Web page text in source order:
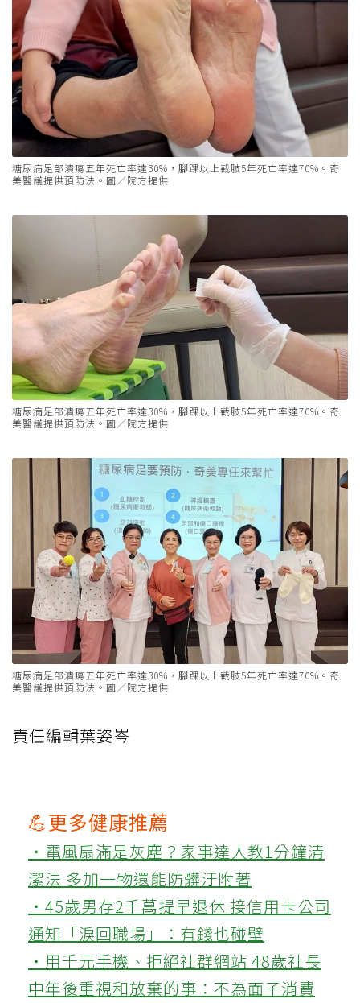
糖尿病足部潰瘍五年死亡率達30%，腳踝以上截肢5年死亡率達70%。奇
美醫護提供預防法。圖／院方提供
糖尿病足部潰瘍五年死亡率達30%，腳踝以上截肢5年死亡率達70%。奇
美醫護提供預防法。圖／院方提供
糖尿病足部潰瘍五年死亡率達30%，腳踝以上截肢5年死亡率達70%。奇
美醫護提供預防法。圖／院方提供
責任編輯葉姿岑
💪更多健康推薦
‧電風扇滿是灰塵？家事達人教1分鐘清
潔法 多加一物還能防髒汙附著
‧45歲男存2千萬提早退休 接信用卡公司
通知「淚回職場」：有錢也碰壁
‧用千元手機、拒絕社群網站 48歲社長
中年後重視和放棄的事：不為面子消費